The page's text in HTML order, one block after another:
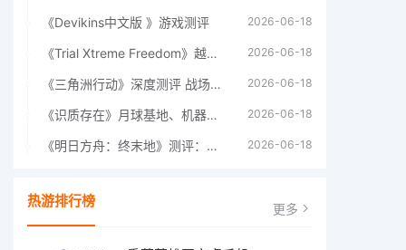
《Devikins中文版 》游戏测评 2026-06-18
《Trial Xtreme Freedom》越野摩托车测评总结 2026-06-18
《三角洲行动》深度测评 战场上的野心与裂痕 2026-06-18
《识质存在》月球基地、机器人女孩多年来最佳射击游戏 2026-06-18
《明日方舟：终末地》测评：于荒芜之中，重建文明 2026-06-18
热游排行榜 更多